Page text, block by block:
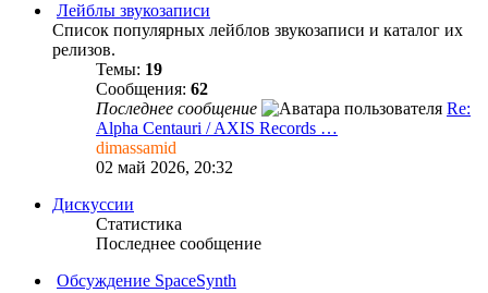
Лейблы звукозаписи
Список популярных лейблов звукозаписи и каталог их
релизов.
Темы: 19
Сообщения: 62
Последнее сообщение
Re:
Alpha Centauri / AXIS Records …
dimassamid
02 май 2026, 20:32
Дискуссии
Статистика
Последнее сообщение
Обсуждение SpaceSynth